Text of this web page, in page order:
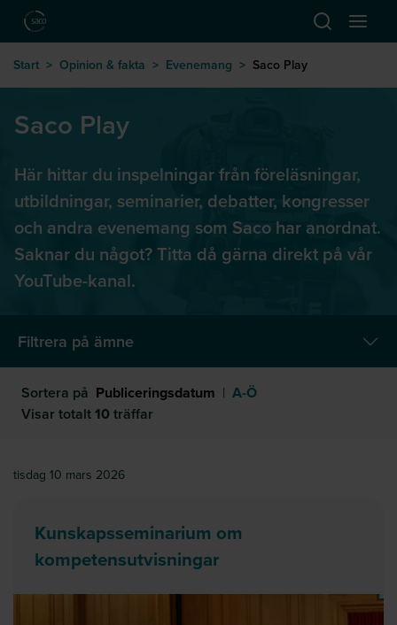
Hoppa till huvudinnehåll Öppna
Start > Opinion & fakta > Evenemang > Saco Play
Saco Play
Här hittar du inspelningar från föreläsningar,
utbildningar, seminarier, debatter, kongresser
och andra evenemang som Saco har anordnat.
Saknar du något? Titta då gärna direkt på vår
YouTube-kanal.
Filtrera på ämne
Sortera på Publiceringsdatum | A-Ö
Visar totalt10 träffar
tisdag 10 mars 2026
Kunskapsseminarium om
kompetensutvisningar